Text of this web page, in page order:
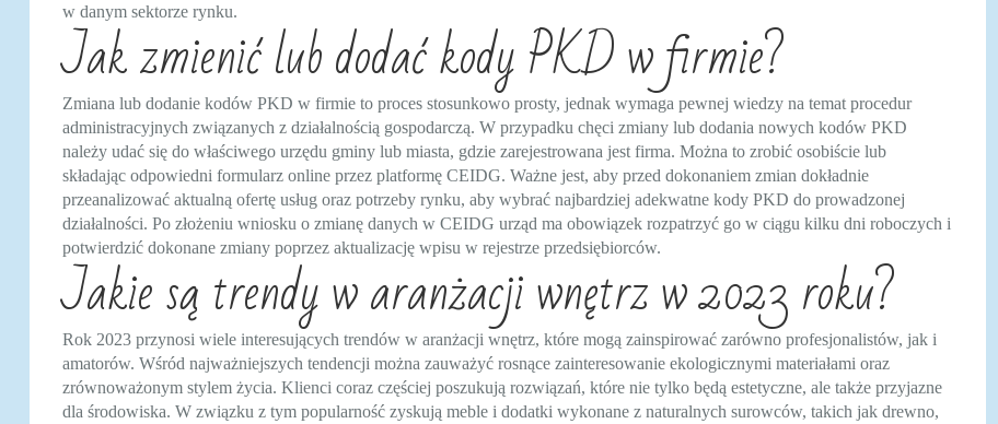
w danym sektorze rynku.
Jak zmienić lub dodać kody PKD w firmie?
Zmiana lub dodanie kodów PKD w firmie to proces stosunkowo prosty, jednak wymaga pewnej wiedzy na temat procedur
administracyjnych związanych z działalnością gospodarczą. W przypadku chęci zmiany lub dodania nowych kodów PKD
należy udać się do właściwego urzędu gminy lub miasta, gdzie zarejestrowana jest firma. Można to zrobić osobiście lub
składając odpowiedni formularz online przez platformę CEIDG. Ważne jest, aby przed dokonaniem zmian dokładnie
przeanalizować aktualną ofertę usług oraz potrzeby rynku, aby wybrać najbardziej adekwatne kody PKD do prowadzonej
działalności. Po złożeniu wniosku o zmianę danych w CEIDG urząd ma obowiązek rozpatrzyć go w ciągu kilku dni roboczych i
potwierdzić dokonane zmiany poprzez aktualizację wpisu w rejestrze przedsiębiorców.
Jakie są trendy w aranżacji wnętrz w 2023 roku?
Rok 2023 przynosi wiele interesujących trendów w aranżacji wnętrz, które mogą zainspirować zarówno profesjonalistów, jak i
amatorów. Wśród najważniejszych tendencji można zauważyć rosnące zainteresowanie ekologicznymi materiałami oraz
zrównoważonym stylem życia. Klienci coraz częściej poszukują rozwiązań, które nie tylko będą estetyczne, ale także przyjazne
dla środowiska. W związku z tym popularność zyskują meble i dodatki wykonane z naturalnych surowców, takich jak drewno,